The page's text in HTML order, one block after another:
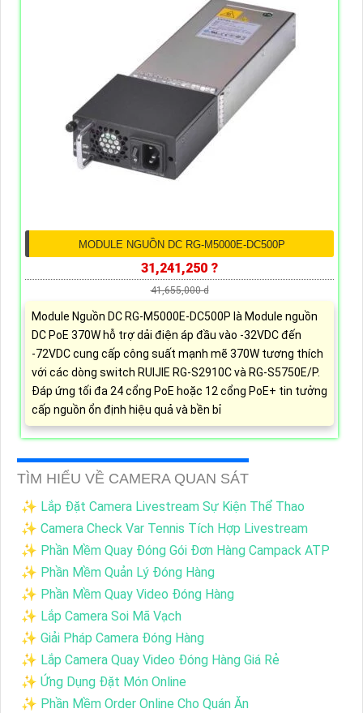
MODULE NGUỒN DC RG-M5000E-DC500P
31,241,250 ?
41,655,000 d
Module Nguồn DC RG-M5000E-DC500P là Module nguồn
DC PoE 370W hỗ trợ dải điện áp đầu vào -32VDC đến
-72VDC cung cấp công suất mạnh mẽ 370W tương thích
với các dòng switch RUIJIE RG-S2910C và RG-S5750E/P.
Đáp ứng tối đa 24 cổng PoE hoặc 12 cổng PoE+ tin tưởng
cấp nguồn ổn định hiệu quả và bền bỉ
TÌM HIỂU VỀ CAMERA QUAN SÁT
✨ Lắp Đặt Camera Livestream Sự Kiện Thể Thao
✨ Camera Check Var Tennis Tích Hợp Livestream
✨ Phần Mềm Quay Đóng Gói Đơn Hàng Campack ATP
✨ Phần Mềm Quản Lý Đóng Hàng
✨ Phần Mềm Quay Video Đóng Hàng
✨ Lắp Camera Soi Mã Vạch
✨ Giải Pháp Camera Đóng Hàng
✨ Lắp Camera Quay Video Đóng Hàng Giá Rẻ
✨ Ứng Dụng Đặt Món Online
✨ Phần Mềm Order Online Cho Quán Ăn